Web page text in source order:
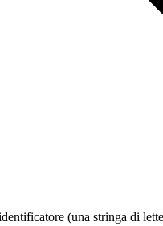
(una stringa di